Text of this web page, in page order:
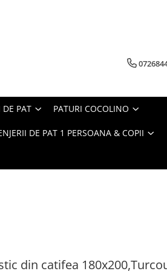
DE PAT PATURI COCOLINO
DE PAT 1 PERSOANA & COPII
din catifea